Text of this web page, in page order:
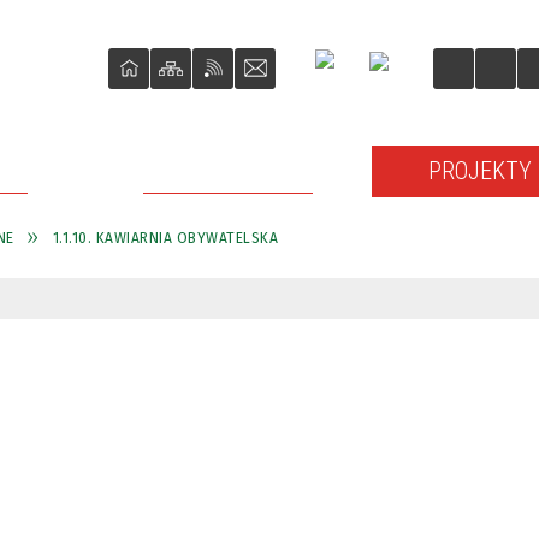
PROJEKTY
1.1.10. KAWIARNIA OBYWATELSKA